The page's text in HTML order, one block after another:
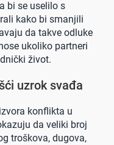
bi se uselilo s
kako bi smanjili
da takve odluke
ukoliko partneri
život.
uzrok svađa
konflikta u
da veliki broj
troškova, dugova,